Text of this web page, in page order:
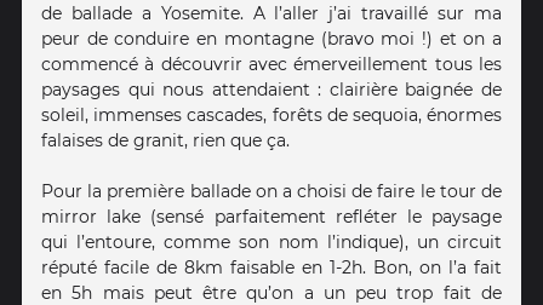
de ballade a Yosemite. A l’aller j’ai travaillé sur ma
peur de conduire en montagne (bravo moi !) et on a
commencé à découvrir avec émerveillement tous les
paysages qui nous attendaient : clairière baignée de
soleil, immenses cascades, forêts de sequoia, énormes
falaises de granit, rien que ça.
Pour la première ballade on a choisi de faire le tour de
mirror lake (sensé parfaitement refléter le paysage
qui l’entoure, comme son nom l’indique), un circuit
réputé facile de 8km faisable en 1-2h. Bon, on l’a fait
en 5h mais peut être qu’on a un peu trop fait de